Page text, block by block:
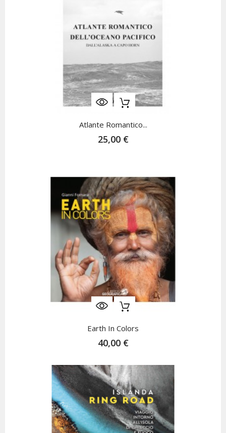
Atlante Romantico...
25,00 €
Earth In Colors
40,00 €